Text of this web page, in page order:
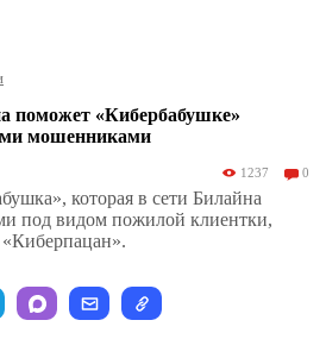
поможет «Кибербабушке»
мошенниками
1237 0
которая в сети Билайна
под видом пожилой клиентки,